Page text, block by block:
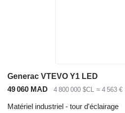
Generac VTEVO Y1 LED
49 060 MAD
4 800 000 $CL ≈ 4 563 €
Matériel industriel - tour d'éclairage